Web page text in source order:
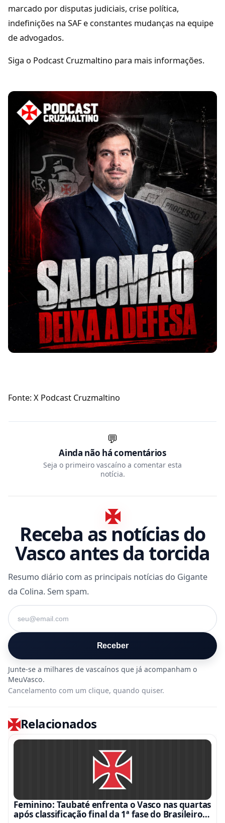
marcado por disputas judiciais, crise política,
indefinições na SAF e constantes mudanças na equipe
de advogados.
Siga o Podcast Cruzmaltino para mais informações.
Fonte: X Podcast Cruzmaltino
💬
Ainda não há comentários
Seja o primeiro vascaíno a comentar esta
notícia.
Receba as notícias do
Vasco antes da torcida
Resumo diário com as principais notícias do Gigante
da Colina. Sem spam.
Seu e-mail
Receber
Cancelamento com um clique, quando quiser.
Relacionados
Feminino: Taubaté enfrenta o Vasco nas quartas
após classificação final da 1ª fase do Brasileiro